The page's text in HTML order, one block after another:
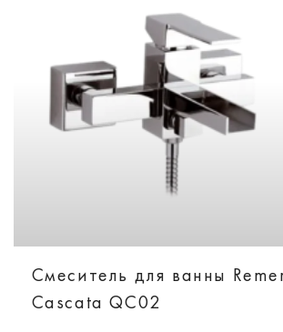
Смеситель для ванны
Cascata QC02